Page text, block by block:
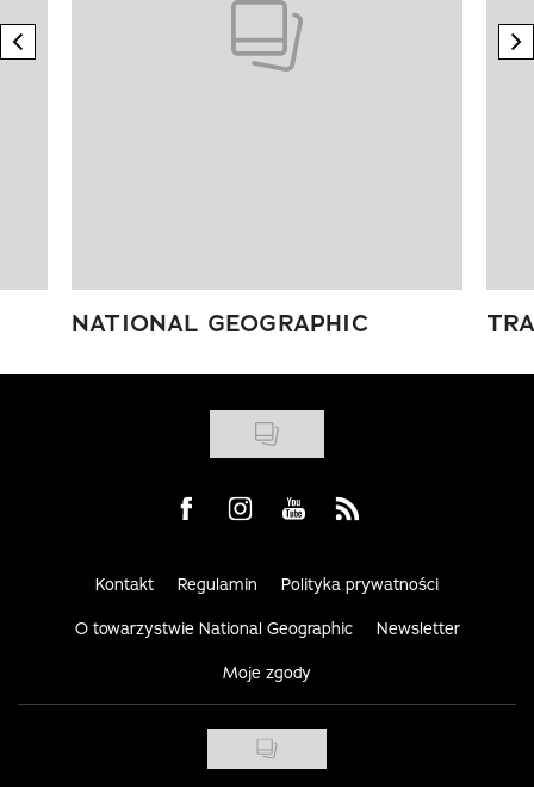
previous element
NATIONAL GEOGRAPHIC
Visit us on Facebook
Visit us on Instagram
Visit us on Youtube
Visit us on Rss
Kontakt Regulamin Polityka prywatności
O towarzystwie National Geographic Newsletter
Moje zgody